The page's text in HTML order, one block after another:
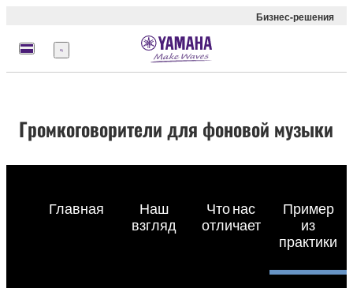
Бизнес-решения
Меню
Громкоговорители для фоновой музыки
Главная
Наш
взгляд
Что нас
отличает
Пример
из
практики